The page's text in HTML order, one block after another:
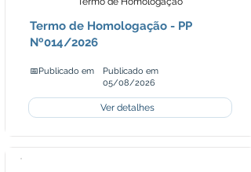
Termo de Homologação - PP
Nº014/2026
📅Publicado em
Publicado em
05/08/2026
Ver detalhes